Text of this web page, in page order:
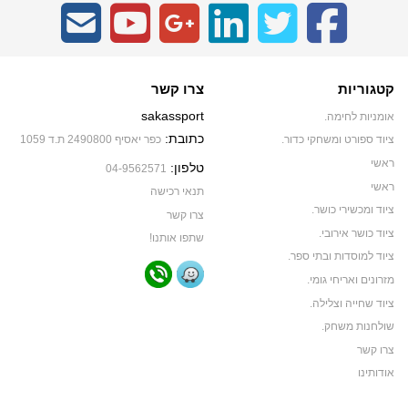
קטגוריות
אומניות לחימה.
ציוד ספורט ומשחקי כדור.
ראשי
ראשי
ציוד ומכשירי כושר.
ציוד כושר אירובי.
ציוד למוסדות ובתי ספר.
מזרונים ואריחי גומי.
ציוד שחייה וצלילה.
שולחנות משחק.
צרו קשר
אודותינו
צרו קשר
sakassport
כתובת: כפר יאסיף 2490800 ת.ד 1059
טלפון: 04-9562571
תנאי רכישה
צרו קשר
שתפו אותנו!